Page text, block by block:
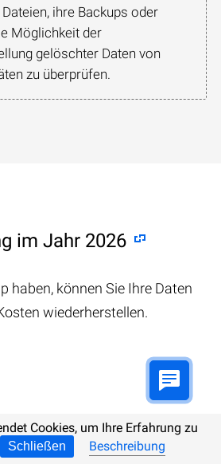
ihre Backups oder
Möglichkeit der
gelöschter Daten von
zu überprüfen.
im Jahr 2026
haben, können Sie Ihre Daten
wiederherstellen.
Cookies, um Ihre Erfahrung zu
Schließen Beschreibung